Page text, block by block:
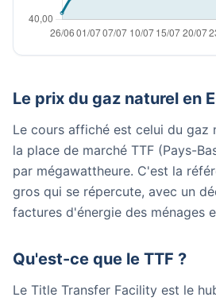
Le prix du gaz naturel en
Le cours affiché est celui du gaz
la place de marché TTF (Pays-
par mégawattheure. C'est la
gros qui se répercute, avec un
factures d'énergie des ménages
Qu'est-ce que le TTF ?
Le Title Transfer Facility est le